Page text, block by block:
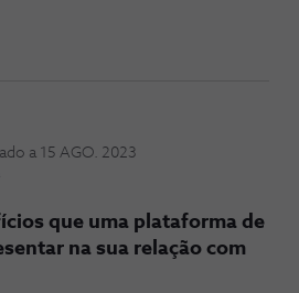
a 15 AGO. 2023
que uma plataforma de
na sua relação com